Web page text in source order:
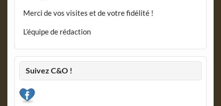
Merci de vos visites et de votre fidélité !
L’équipe de rédaction
Suivez C&O !